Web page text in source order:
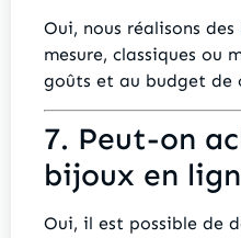
Oui, nous réalisons
mesure, classiques ou
goûts et au budget de
7. Peut-on
bijoux en
Oui, il est possible de